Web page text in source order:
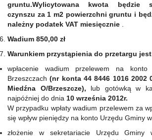
gruntu.Wylicytowana kwota będzie
czynszu za 1 m2 powierzchni gruntu i
należny podatek VAT miesięcznie
Wadium 850,00 zł
Warunkiem przystąpienia do przetargu
wpłacenie wadium przelewem na
Brzeszczach (nr konta 44 8446 1016 2002
Miedźna O/Brzeszcze), lub gotówką w
najpóźniej do dnia 10 września 2012r.
W przypadku wpłaty wadium przelewem za
się wpływ pieniędzy na konto Urzędu Gminy
złożenie w sekretariacie Urzędu Gminy